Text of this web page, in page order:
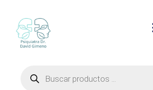
contenido
productos